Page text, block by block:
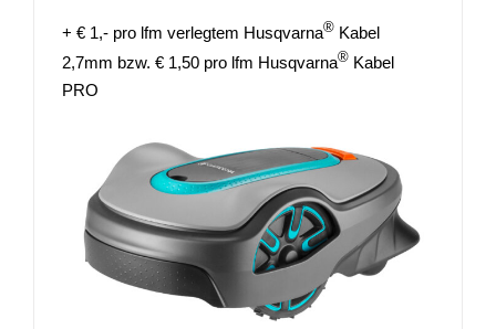
+ € 1,- pro lfm verlegtem Husqvarna® Kabel
2,7mm bzw. € 1,50 pro lfm Husqvarna® Kabel
PRO